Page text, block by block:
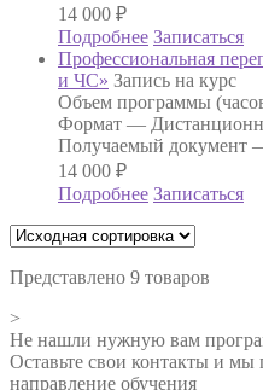
14 000 ₽
Подробнее Записаться
Профессиональная
и ЧС» Запись на курс
Объем программы
Формат —
Получаемый документ
14 000 ₽
Подробнее Записаться
Представлено 9 товаров
>
Не нашли нужную вам
Оставьте свои контакты и
направление обучения